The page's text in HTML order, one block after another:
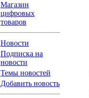
Магазин
цифровых
товаров
Новости
Подписка на
новости
Темы новостей
Добавить новость